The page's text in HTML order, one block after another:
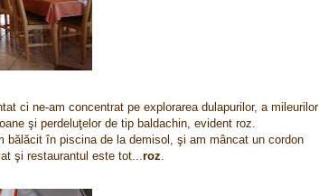
ci ne-am concentrat pe explorarea dulapurilor, a mileurilor
şi perdeluţelor de tip baldachin, evident roz.
bălăcit în piscina de la demisol, şi am mâncat un cordon
şi restaurantul este tot...roz.